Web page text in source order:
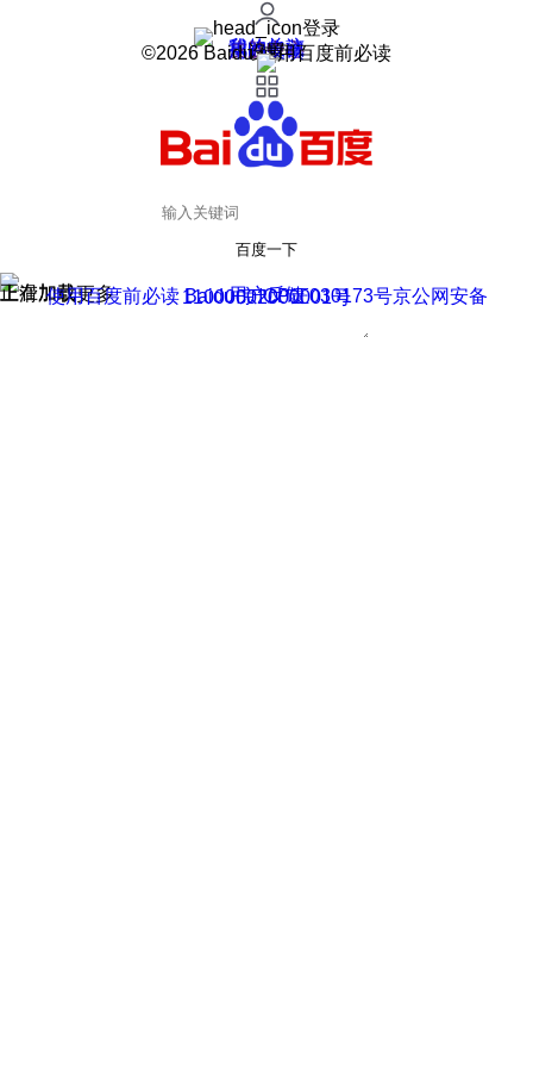
登录
我的关注
我的收藏
皮肤中心
用户反馈
设置
©2026 Baidu 使用百度前必读
百度一下
正在加载
上滑加载更多 用户反馈
使用百度前必读 Baidu 京ICP证030173号
京公网安备11000002000001号